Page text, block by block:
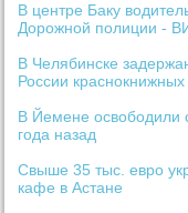
В центре Баку
Дорожной полиции -
В Челябинске
России краснокнижных
В Йемене освободили
года назад
Свыше 35 тыс. евро
кафе в Астане